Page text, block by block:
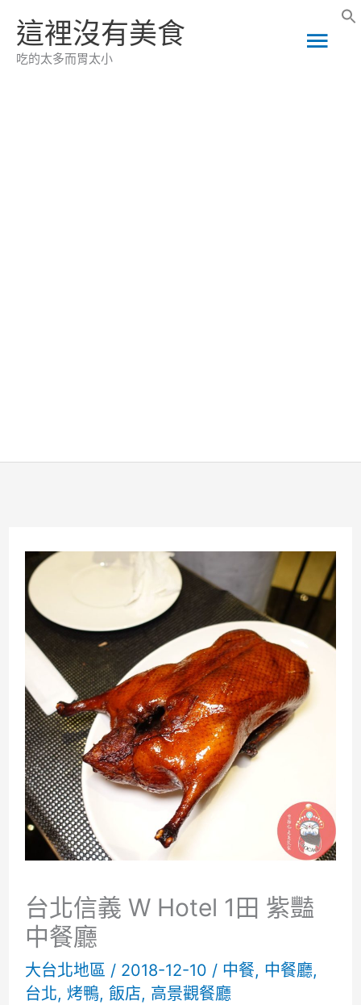
這裡沒有美食
吃的太多而胃太小
主
台北信義 W Hotel 1田 紫豔
中餐廳
大台北地區 / 2018-12-10 / 中餐, 中餐廳,
台北, 烤鴨, 飯店, 高景觀餐廳